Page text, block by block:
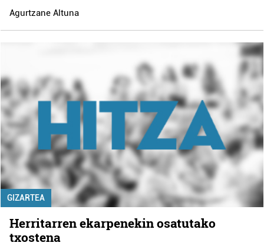
Agurtzane Altuna
GIZARTEA
Herritarren ekarpenekin osatutako
txostena